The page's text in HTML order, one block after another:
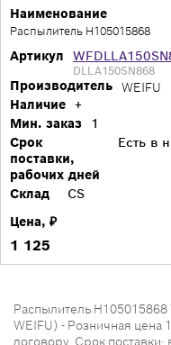
Производитель WEIFU
Артикул
DLLA150SN868
Наименование
Распылитель H105015868
Наличие +
Мин. заказ
1
Срок
поставки,
рабочих дней
Есть в
Склад
CS
Цена, ₽
1 125
Распылитель
WEIFU) - Розничная цена
договору. Срок поставки: